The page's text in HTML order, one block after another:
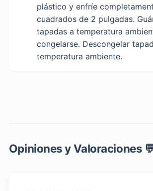
plástico y enfríe
cuadrados de 2 pulgadas.
tapadas a temperatura
congelarse. Descongelar
temperatura ambiente.
Opiniones y Valoraciones